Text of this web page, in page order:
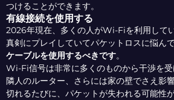
つけることができます。
有線接続を使用する
2026年現在、多くの人がWi-Fiを利用して
真剣にプレイしていてパケットロスに悩んで
ケーブルを使用するべきです。
Wi-Fi信号は非常に多くのものから干渉を受
隣人のルーター、さらには家の壁でさえ影
切れるたびに、パケットが失われる可能性